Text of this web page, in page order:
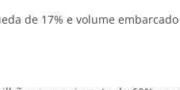
de 17% e volume